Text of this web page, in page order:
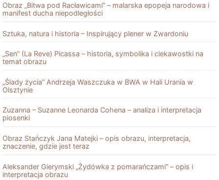
Obraz „Bitwa pod Racławicami” – malarska epopeja narodowa i
manifest ducha niepodległości
Sztuka, natura i historia – Inspirujący plener w Zwardoniu
„Sen” (La Reve) Picassa – historia, symbolika i ciekawostki na
temat obrazu
„Ślady życia” Andrzeja Waszczuka w BWA w Hali Urania w
Olsztynie
Zuzanna – Suzanne Leonarda Cohena – analiza i interpretacja
piosenki
Obraz Stańczyk Jana Matejki – opis obrazu, interpretacja,
znaczenie, gdzie jest teraz
Aleksander Gierymski „Żydówka z pomarańczami” – opis i
interpretacja obrazu